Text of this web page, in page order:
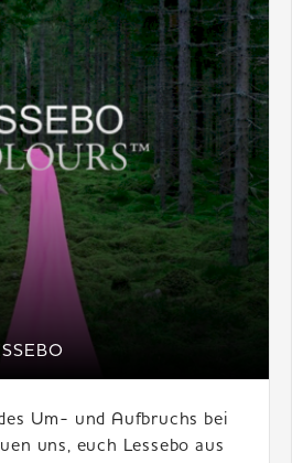
Um- und Aufbruchs bei
uns, euch Lessebo aus